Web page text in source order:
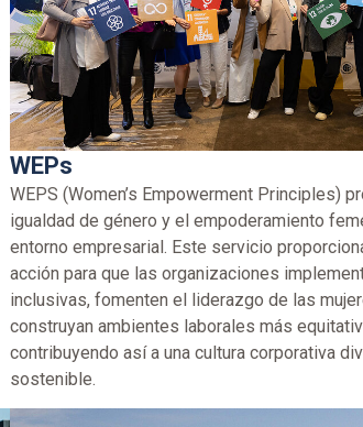
WEPs
WEPS (Women’s Empowerment Principles)
igualdad de género y el empoderamiento
entorno empresarial. Este servicio
acción para que las organizaciones
inclusivas, fomenten el liderazgo de las
construyan ambientes laborales más
contribuyendo así a una cultura corporativa
sostenible.